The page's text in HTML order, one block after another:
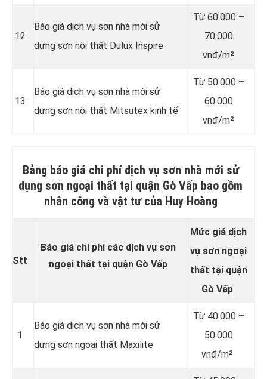
12
Báo giá dịch vụ sơn nhà mới sử
dựng sơn nội thất Dulux Inspire
Từ 60.000 –
70.000
vnđ/m²
13
Báo giá dịch vụ sơn nhà mới sử
dựng sơn nội thất Mitsutex kinh tế
Từ 50.000 –
60.000
vnđ/m²
Bảng báo giá chi phí dịch vụ sơn nhà mới sử
dụng sơn ngoại thất tại quận Gò Vấp bao gồm
nhân công và vật tư của Huy Hoàng
Stt
Báo giá chi phí các dịch vụ sơn
ngoại thất tại quận Gò Vấp
Mức giá dịch
vụ sơn ngoại
thất tại quận
Gò Vấp
1
Báo giá dịch vụ sơn nhà mới sử
dựng sơn ngoại thất Maxilite
Từ 40.000 –
50.000
vnđ/m²